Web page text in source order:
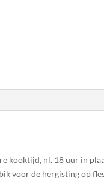
kooktijd, nl. 18 uur in
voor de hergisting op